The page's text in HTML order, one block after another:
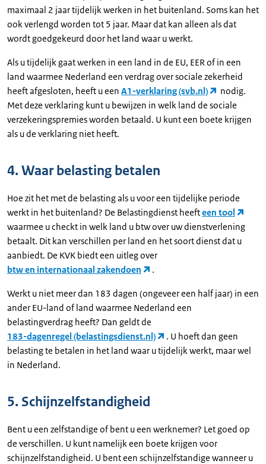
maximaal 2 jaar tijdelijk werken in het buitenland. Soms kan het
ook verlengd worden tot 5 jaar. Maar dat kan alleen als dat
wordt goedgekeurd door het land waar u werkt.
Als u tijdelijk gaat werken in een land in de EU, EER of in een
land waarmee Nederland een verdrag over sociale zekerheid
heeft afgesloten, heeft u een A1-verklaring (svb.nl)
nodig.
Met deze verklaring kunt u bewijzen in welk land de sociale
verzekeringspremies worden betaald. U kunt een boete krijgen
als u de verklaring niet heeft.
4. Waar belasting betalen
Hoe zit het met de belasting als u voor een tijdelijke periode
werkt in het buitenland? De Belastingdienst heefteen tool
waarmee u checkt in welk land u btw over uw dienstverlening
betaalt. Dit kan verschillen per land en het soort dienst dat u
aanbiedt. De KVK biedt een uitleg over
btw en internationaal zakendoen
.
Werkt u niet meer dan 183 dagen (ongeveer een half jaar) in een
ander EU-land of land waarmee Nederland een
belastingverdrag heeft? Dan geldt de
183-dagenregel (belastingsdienst.nl)
. U hoeft dan geen
belasting te betalen in het land waar u tijdelijk werkt, maar wel
in Nederland.
5. Schijnzelfstandigheid
Bent u een zelfstandige of bent u een werknemer? Let goed op
de verschillen. U kunt namelijk een boete krijgen voor
schijnzelfstandigheid. U bent een schijnzelfstandige wanneer u